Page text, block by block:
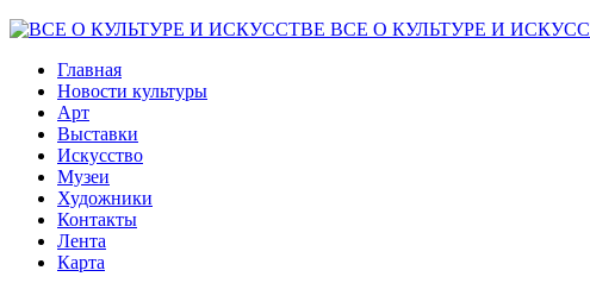
ВСЕ О КУЛЬТУРЕ И
Главная
Новости культуры
Арт
Выставки
Искусство
Музеи
Художники
Контакты
Лента
Карта